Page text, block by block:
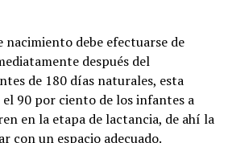
nacimiento debe efectuarse de
después del
de 180 días naturales, esta
90 por ciento de los infantes a
en la etapa de lactancia, de ahí la
con un espacio adecuado.